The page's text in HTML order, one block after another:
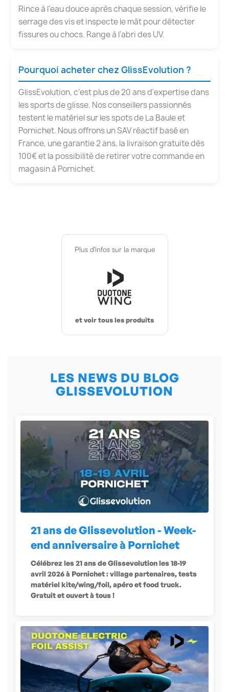
Rince à l'eau douce après chaque session, vérifie le
serrage des vis et inspecte le mât pour détecter
fissures ou chocs. Range à l'abri des UV.
Pourquoi acheter chez GlissEvolution ?
GlissEvolution, c'est plus de 20 ans d'expertise dans
les sports de glisse. Nos conseillers passionnés
testent le matériel sur les spots de La Baule et
Pornichet. Nous offrons un SAV réactif basé en
France, une garantie 2 ans, la livraison gratuite dès
100€ et la possibilité de retirer votre commande en
magasin à Pornichet.
Plus d'infos sur la marque
et voir tous les produits
LES NEWS DU BLOG
GLISSEVOLUTION
21 ans de Glissevolution - Week-
end anniversaire à Pornichet
Célébrez les 21 ans de Glissevolution les 18-19
avril 2026 à Pornichet : village partenaires, tests
matériel kite/wing/foil, apéro et food truck.
Gratuit et ouvert à tous !